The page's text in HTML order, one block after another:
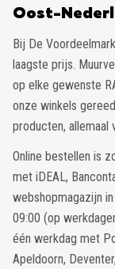
Oost-
Bij De
laagste prijs.
op elke gewenste
onze winkels
producten, allemaal
Online bestellen is
met iDEAL,
webshopmagazijn
09:00 (op
één werkdag met
Apeldoorn,